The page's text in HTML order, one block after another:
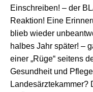
Einschreiben! – der
Reaktion! Eine
blieb wieder
halbes Jahr später! –
einer „Rüge“ seitens
Gesundheit und
Landesärztekammer?